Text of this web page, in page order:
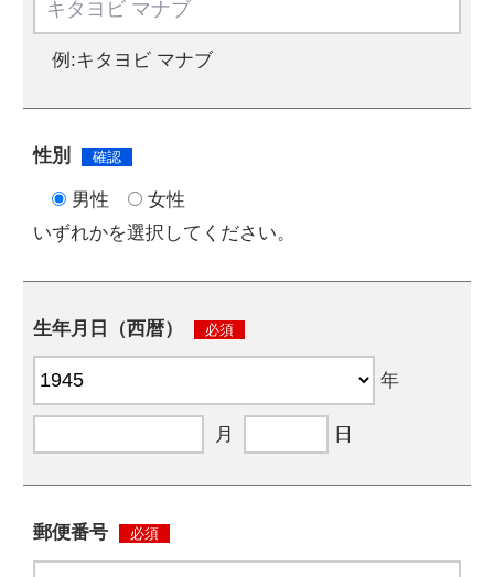
例:キタヨビ マナブ
性別 確認
男性
女性
いずれかを選択してください。
生年月日（西暦） 必須
年
月 日
郵便番号 必須